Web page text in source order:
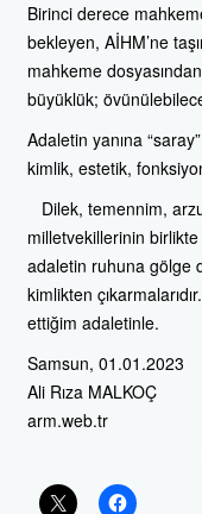
Birinci derece
bekleyen, AİHM’ne
mahkeme
büyüklük;
Adaletin yanına
kimlik, estetik,
Dilek, temennim,
milletvekillerinin
adaletin ruhuna gölge
kimlikten
ettiğim adaletinle.
Samsun, 01.01.2023
Ali Rıza MALKOÇ
arm.web.tr